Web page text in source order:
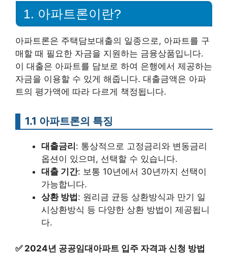
1. 아파트론이란?
아파트론은 주택담보대출의 일종으로, 아파트를 구
매할 때 필요한 자금을 지원하는 금융상품입니다.
이 대출은 아파트를 담보로 하여 은행에서 제공하는
자금을 이용할 수 있게 해줍니다. 대출금액은 아파
트의 평가액에 따라 다르게 책정됩니다.
1.1 아파트론의 특징
대출금리 : 통상적으로 고정금리와 변동금리
옵션이 있으며, 선택할 수 있습니다.
대출 기간: 보통 10년에서 30년까지 선택이
가능합니다.
상환 방법 : 원리금 균등 상환방식과 만기 일
시상환방식 등 다양한 상환 방법이 제공됩니
다.
✅ 2024년 공공임대아파트 입주 자격과 신청 방법